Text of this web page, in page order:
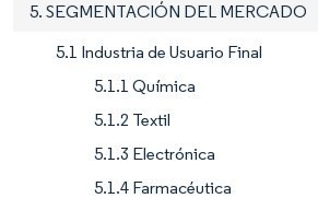
5. SEGMENTACIÓN DEL MERCADO
5.1 Industria de Usuario Final
5.1.1 Química
5.1.2 Textil
5.1.3 Electrónica
5.1.4 Farmacéutica